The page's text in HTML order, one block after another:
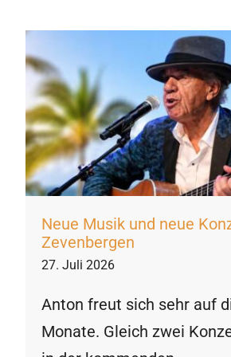
Neue Musik und neue
Zevenbergen
27. Juli 2026
Anton freut sich sehr auf
Monate. Gleich zwei